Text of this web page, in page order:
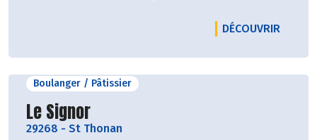
DÉCOUVRIR
Boulanger / Pâtissier
Découvrir le producteur
Le Signor
29268 - St Thonan